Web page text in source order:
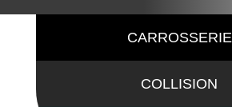
CARROSSERIE
COLLISION